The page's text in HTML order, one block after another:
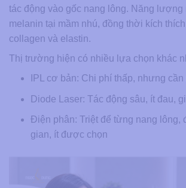
tác động vào gốc nang lông. Năng lượng
melanin tại mầm nhú, đồng thời kích
collagen và elastin.
Thị trường hiện có nhiều lựa chọn khác
IPL cơ bản: Chi phí thấp, nhưng
Diode Laser: Tác động sâu, ít đau,
Điện phân: Triệt để từng nang lông,
gian, ít được chọn